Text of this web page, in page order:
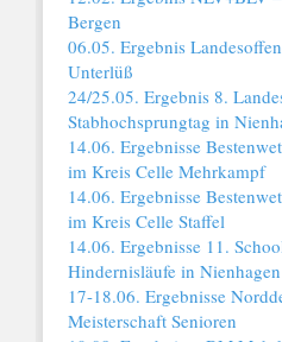
Bergen
06.05. Ergebnis
Unterlüß
24/25.05. Ergebnis 8.
Stabhochsprungtag in
14.06. Ergebnisse
im Kreis Celle Mehrkampf
14.06. Ergebnisse
im Kreis Celle Staffel
14.06. Ergebnisse 11.
Hindernisläufe in Nienhagen
17-18.06. Ergebnisse
Meisterschaft Senioren